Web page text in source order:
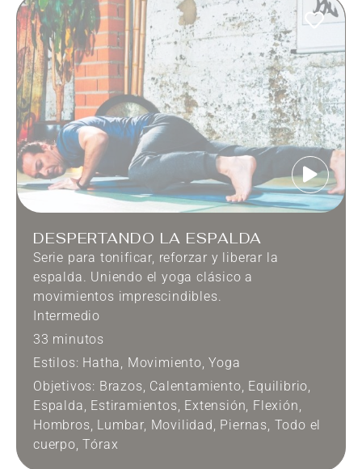
DESPERTANDO LA ESPALDA
Serie para tonificar, reforzar y liberar la
espalda. Uniendo el yoga clásico a
movimientos imprescindibles.
Intermedio
33 minutos
Estilos: Hatha, Movimiento,Yoga
Objetivos: Brazos, Calentamiento, Equilibrio,
Espalda, Estiramientos, Extensión, Flexión,
Hombros, Lumbar, Movilidad, Piernas, Todo el
cuerpo,Tórax